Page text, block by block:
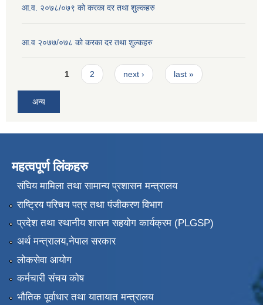
आ.व. २०७८/०७९ को करका दर तथा शुल्कहरु
आ.व २०७७/०७८ को करका दर तथा शुल्कहरु
Pages1 2 next › last »
अन्य
महत्वपूर्ण लिंकहरु
संघिय मामिला तथा सामान्य प्रशासन मन्त्रालय
राष्ट्रिय परिचय पत्र तथा पंजीकरण विभाग
प्रदेश तथा स्थानीय शासन सहयोग कार्यक्रम (PLGSP)
अर्थ मन्त्रालय,नेपाल सरकार
लोकसेवा आयोग
कर्मचारी संचय कोष
भौतिक पूर्वाधार तथा यातायात मन्त्रालय